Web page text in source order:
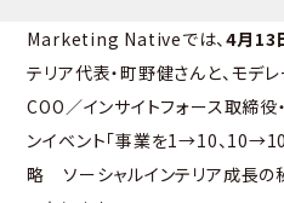
Marketing Nativeでは、4月13
テリア代表・町野健さんと、モデ
COO／インサイトフォース取締役
ンイベント「事業を1→10、
略 ソーシャルインテリア成長の